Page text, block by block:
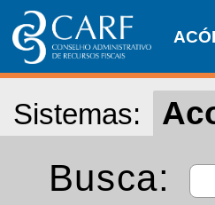
Sistemas:
Busca: